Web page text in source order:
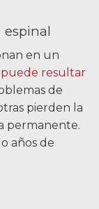
espinal
en un
puede resultar
de
pierden la
permanente.
años de